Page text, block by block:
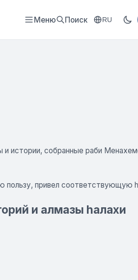
Меню Поиск RU
и истории, собранные раби
пользу, привел соответствующую
и алмазы hалахи